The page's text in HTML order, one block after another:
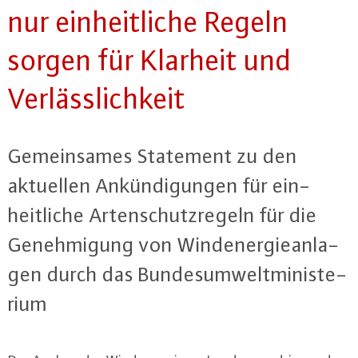
nur ein­heit­li­che Regeln
sorgen für Klarheit und
Ver­läss­lich­keit
Ge­mein­sa­mes Statement zu den
aktuellen An­kün­di­gun­gen für ein­
heit­li­che Ar­ten­schutz­re­geln für die
Ge­neh­mi­gung von Wind­ener­gie­an­la­
gen durch das Bun­des­um­welt­mi­nis­te­
ri­um